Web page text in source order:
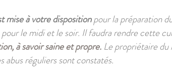
mise à votre dispositionpour la préparation
le midi et le soir. Il faudra rendre cette
à savoir saine et propre. Le propriétaire du
abus réguliers sont constatés.